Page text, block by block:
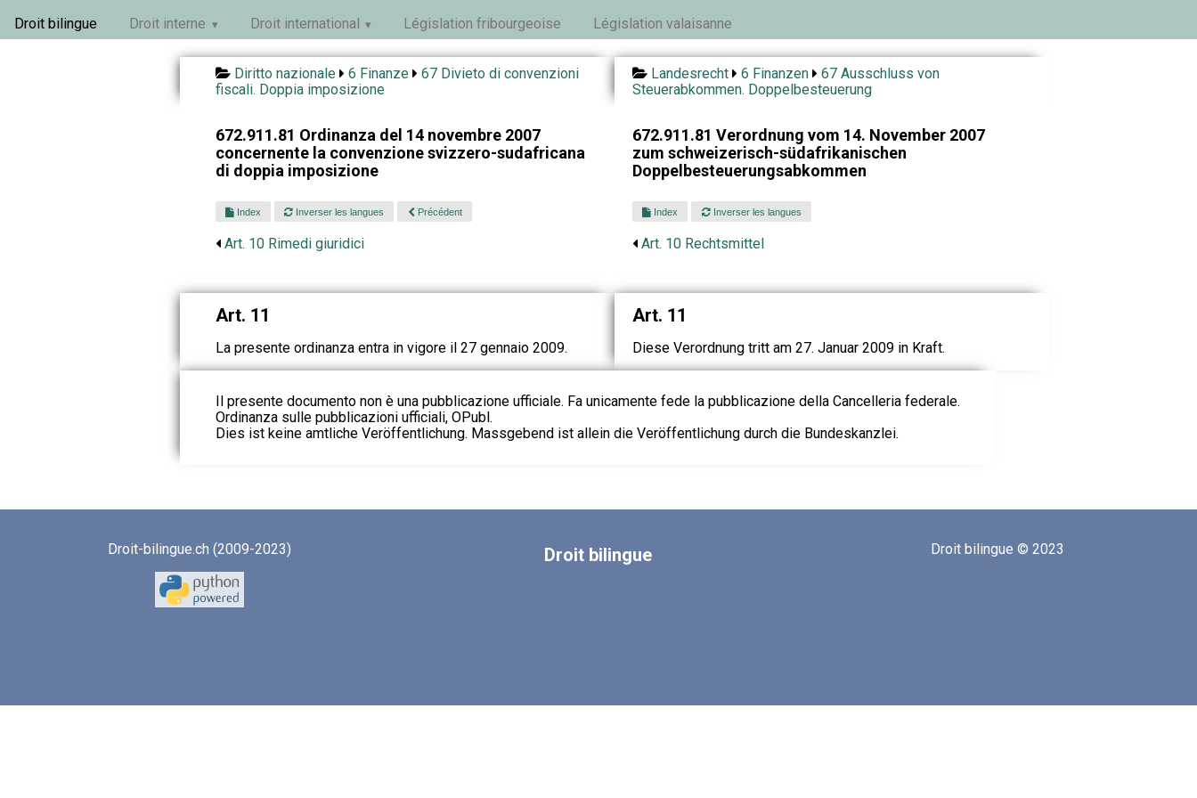
Droit bilingue Droit interne Droit international Législation fribourgeoise Législation valaisanne
Diritto nazionale 6 Finanze
67 Divieto di convenzioni
fiscali. Doppia imposizione
Landesrecht 6 Finanzen
67 Ausschluss von
Steuerabkommen. Doppelbesteuerung
672.911.81 Ordinanza del 14 novembre 2007
concernente la convenzione svizzero-sudafricana
di doppia imposizione
672.911.81 Verordnung vom 14. November 2007
zum schweizerisch-südafrikanischen
Doppelbesteuerungsabkommen
Index Inverser les langues Précédent
Art. 10 Rimedi giuridici
Index Inverser les langues
Art. 10 Rechtsmittel
Art. 11
La presente ordinanza entra in vigore il 27 gennaio 2009.
Art. 11
Diese Verordnung tritt am 27. Januar 2009 in Kraft.
Il presente documento non è una pubblicazione ufficiale. Fa unicamente fede la pubblicazione della Cancelleria federale.
Ordinanza sulle pubblicazioni ufficiali, OPubl.
Dies ist keine amtliche Veröffentlichung. Massgebend ist allein die Veröffentlichung durch die Bundeskanzlei.
Droit-bilingue.ch (2009-2023) Droit bilingue Droit bilingue © 2023